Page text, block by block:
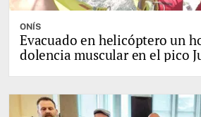
ONÍS
Evacuado en helicóptero un
dolencia muscular en el pico